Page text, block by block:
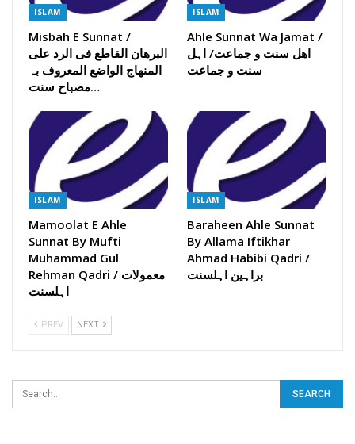
ISLAM
Misbah E Sunnat /
البرھان القاطع فی الرد علی
المنھاج الواضع المعروف بہ
مصباح سنت…
ISLAM
Ahle Sunnat Wa Jamat /
اھل سنت و جماعت/ اہل
سنت و جماعت
ISLAM
Mamoolat E Ahle
Sunnat By Mufti
Muhammad Gul
Rehman Qadri / معمولات
اہلسنت
ISLAM
Baraheen Ahle Sunnat
By Allama Iftikhar
Ahmad Habibi Qadri /
براہین اہلسنت
PREV NEXT